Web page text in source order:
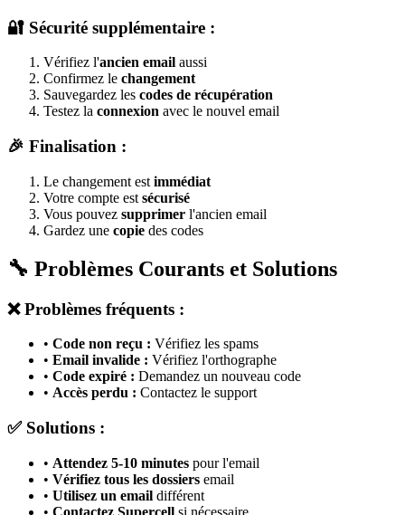
🔐 Sécurité supplémentaire :
Vérifiez l'ancien email aussi
Confirmez le changement
Sauvegardez les codes de récupération
Testez la connexion avec le nouvel email
🎉 Finalisation :
Le changement est immédiat
Votre compte est sécurisé
Vous pouvez supprimer l'ancien email
Gardez une copie des codes
🔧 Problèmes Courants et Solutions
❌ Problèmes fréquents :
• Code non reçu : Vérifiez les spams
• Email invalide : Vérifiez l'orthographe
• Code expiré : Demandez un nouveau code
• Accès perdu : Contactez le support
✅ Solutions :
• Attendez 5-10 minutes pour l'email
• Vérifiez tous les dossiers email
• Utilisez un email différent
• Contactez Supercell si nécessaire